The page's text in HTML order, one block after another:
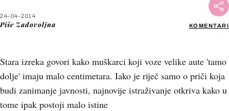
24-04-2014
Piše Zadovoljna KOMENTARI
Stara izreka govori kako muškarci koji voze velike aute 'tamo
dolje' imaju malo centimetara. Iako je riječ samo o priči koja
budi zanimanje javnosti, najnovije istraživanje otkriva kako u
tome ipak postoji malo istine